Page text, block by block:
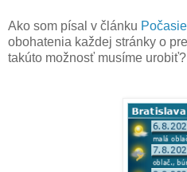
Ako som písal v článku
obohatenia každej stránky o
takúto možnosť musíme urobiť?